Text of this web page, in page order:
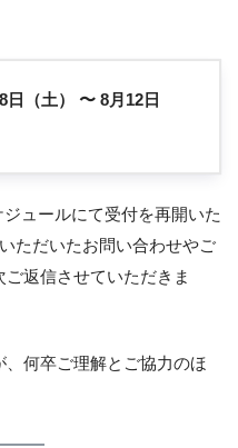
日（土） 〜 8月12日
ュールにて受付を再開いた
ただいたお問い合わせやご
返信させていただきま
何卒ご理解とご協力のほ